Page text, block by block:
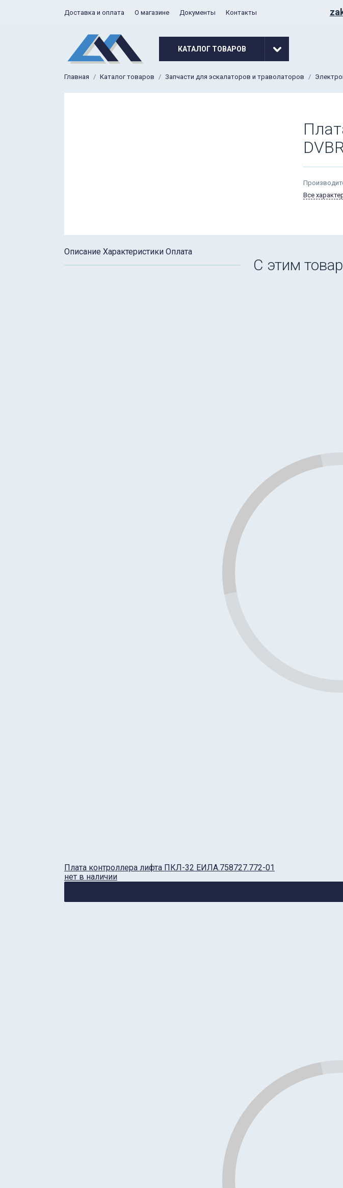
Доставка и оплата О магазине Документы Контакты
КАТАЛОГ ТОВАРОВ
Главная Каталог товаров Запчасти для эскалаторов и траволаторов
Все
Описание Характеристики Оплата
С этим
Плата контроллера лифта ПКЛ-32 ЕИЛА.758727.772-01
нет в наличии